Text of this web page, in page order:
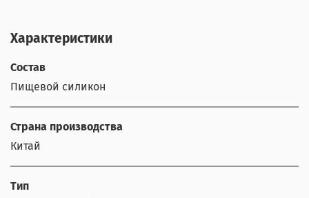
Характеристики
Состав
Пищевой силикон
Страна производства
Китай
Тип